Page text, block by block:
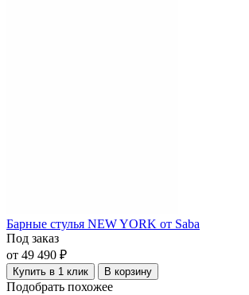
Барные стулья NEW YORK от Saba
Под заказ
от 49 490 ₽
Купить в 1 клик В корзину
Подобрать похожее